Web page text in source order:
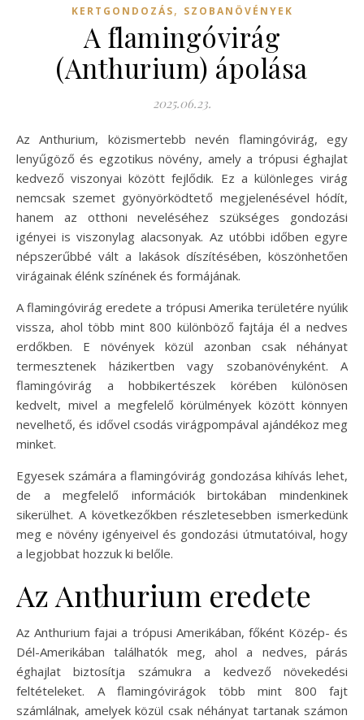
KERTGONDOZÁS, SZOBANÖVÉNYEK
A flamingóvirág
(Anthurium) ápolása
2025.06.23.
Az Anthurium, közismertebb nevén flamingóvirág, egy
lenyűgöző és egzotikus növény, amely a trópusi éghajlat
kedvező viszonyai között fejlődik. Ez a különleges virág
nemcsak szemet gyönyörködtető megjelenésével hódít,
hanem az otthoni neveléséhez szükséges gondozási
igényei is viszonylag alacsonyak. Az utóbbi időben egyre
népszerűbbé vált a lakások díszítésében, köszönhetően
virágainak élénk színének és formájának.
A flamingóvirág eredete a trópusi Amerika területére nyúlik
vissza, ahol több mint 800 különböző fajtája él a nedves
erdőkben. E növények közül azonban csak néhányat
termesztenek házikertben vagy szobanövényként. A
flamingóvirág a hobbikertészek körében különösen
kedvelt, mivel a megfelelő körülmények között könnyen
nevelhető, és idővel csodás virágpompával ajándékoz meg
minket.
Egyesek számára a flamingóvirág gondozása kihívás lehet,
de a megfelelő információk birtokában mindenkinek
sikerülhet. A következőkben részletesebben ismerkedünk
meg e növény igényeivel és gondozási útmutatóival, hogy
a legjobbat hozzuk ki belőle.
Az Anthurium eredete
Az Anthurium fajai a trópusi Amerikában, főként Közép- és
Dél-Amerikában találhatók meg, ahol a nedves, párás
éghajlat biztosítja számukra a kedvező növekedési
feltételeket. A flamingóvirágok több mint 800 fajt
számlálnak, amelyek közül csak néhányat tartanak számon